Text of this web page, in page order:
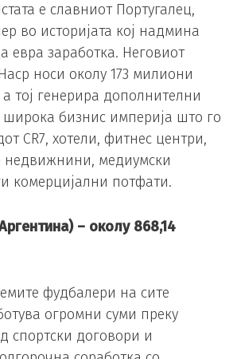
е славниот Португалец,
во историјата кој надмина
евра заработка. Неговиот
носи околу 173 милиони
тој генерира дополнителни
бизнис империја што го
CR7, хотели, фитнес центри,
недвижнини, медиумски
комерцијални потфати.
– околу 868,14
фудбалери на сите
огромни суми преку
спортски договори и